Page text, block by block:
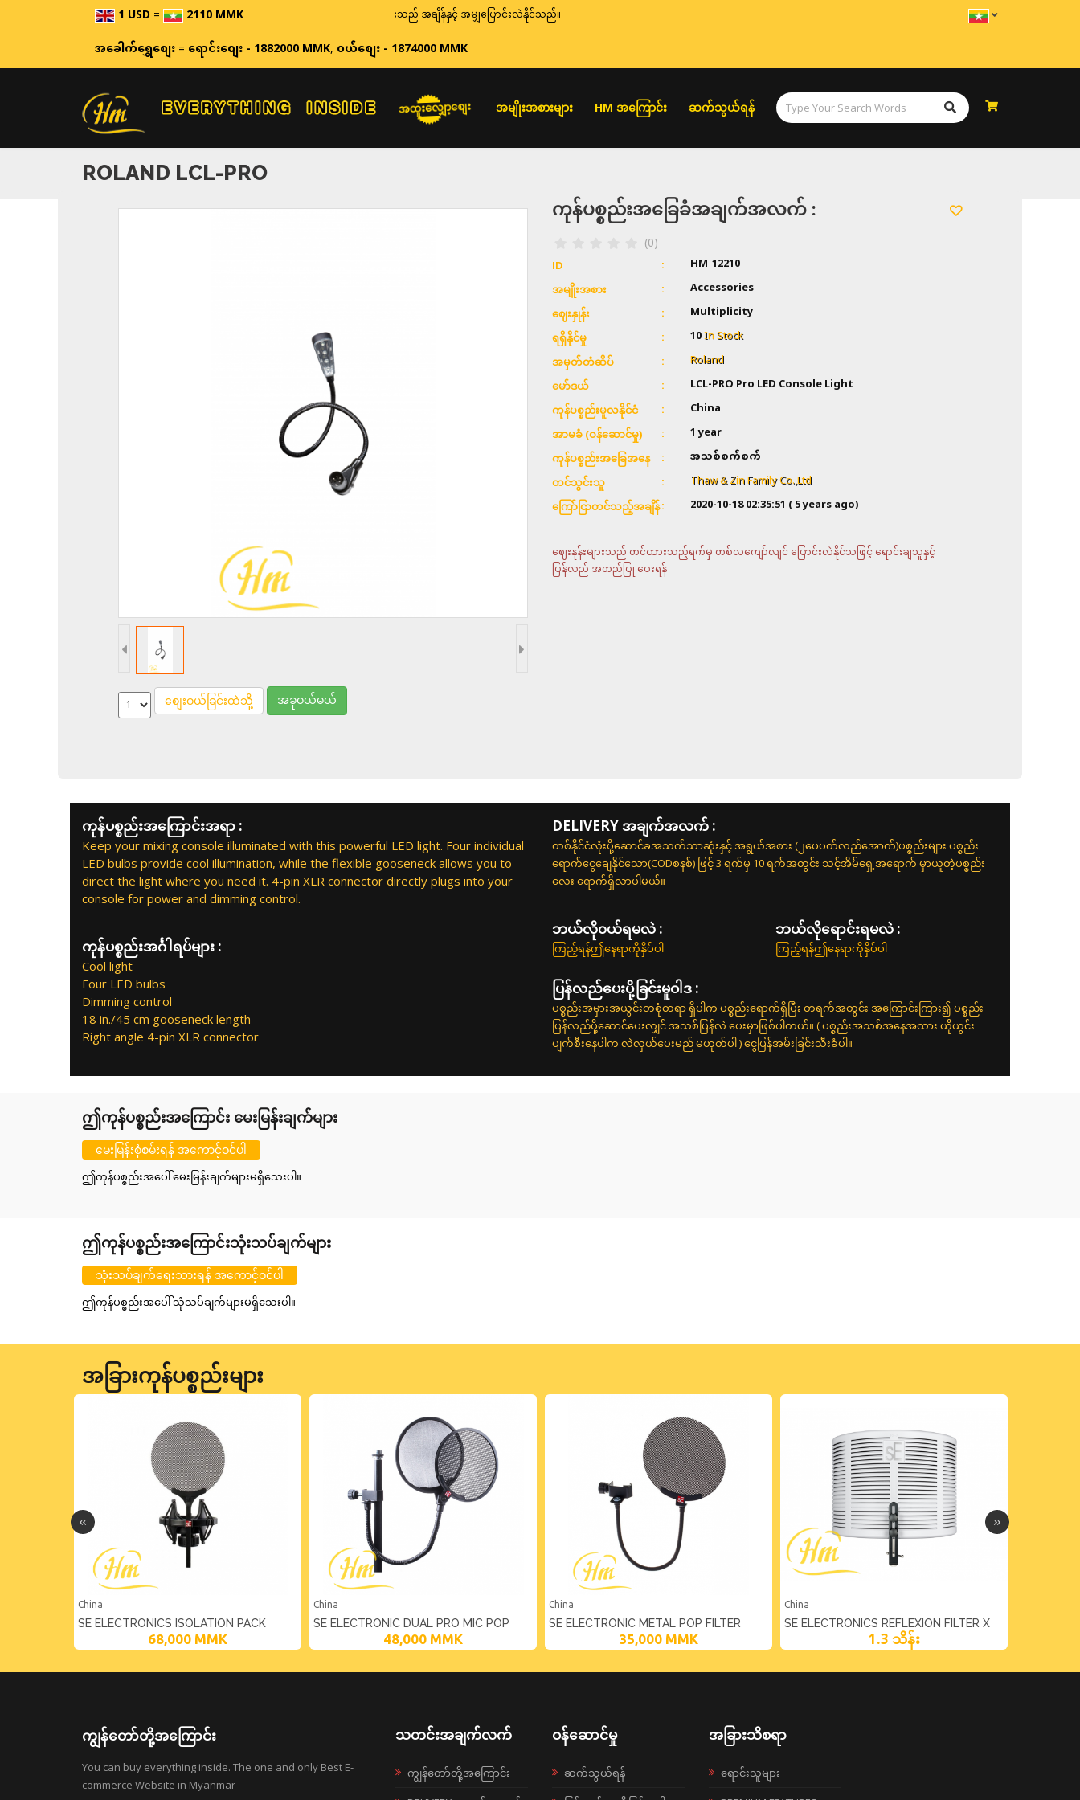
1 USD= 2110 MMK ဈေးနှုန်းများသည် အချိန်နှင့် အမျှပြောင်းလဲနိုင်သည်။
အခေါက်ရွှေစျေး=ရောင်းစျေး - 1882000 MMK,ဝယ်စျေး - 1874000 MMK
အထူးလျှော့စျေး အမျိုးအစားများ HM အကြောင်း ဆက်သွယ်ရန်
ROLAND LCL-PRO
ကုန်ပစ္စည်းအခြေခံအချက်အလက် :
(0)
ID HM_12210
အမျိုးအစား Accessories
ဈေးနှုန်း Multiplicity
ရရှိနိုင်မှု 10In Stock
အမှတ်တံဆိပ် Roland
မော်ဒယ် LCL-PRO Pro LED Console Light
ကုန်ပစ္စည်းမူလနိုင်ငံ China
အာမခံ (ဝန်ဆောင်မှု) 1 year
ကုန်ပစ္စည်းအခြေအနေ အသစ်စက်စက်
တင်သွင်းသူ Thaw & Zin Family Co.,Ltd
ကြော်ငြာတင်သည့်အချိန် 2020-10-18 02:35:51 ( 5 years ago)
ဈေးနုန်းများသည် တင်ထားသည့်ရက်မှ တစ်လကျော်လျင် ပြောင်းလဲနိုင်သဖြင့် ရောင်းချသူနှင့်
ပြန်လည် အတည်ပြု ပေးရန်
စျေးဝယ်ခြင်းထဲသို့ အခုဝယ်မယ်
ကုန်ပစ္စည်းအကြောင်းအရာ :
Keep your mixing console illuminated with this powerful LED light. Four individual
LED bulbs provide cool illumination, while the flexible gooseneck allows you to
direct the light where you need it. 4-pin XLR connector directly plugs into your
console for power and dimming control.
ကုန်ပစ္စည်းအင်္ဂါရပ်များ :
Cool light
Four LED bulbs
Dimming control
18 in./45 cm gooseneck length
Right angle 4-pin XLR connector
DELIVERY အချက်အလက် :
တစ်နိုင်ငံလုံးပို့ဆောင်ခအသက်သာဆုံးနှင့် အရွယ်အစား (၂ပေပတ်လည်အောက်)ပစ္စည်းများ ပစ္စည်း
ရောက်ငွေချေနိုင်သော(CODစနစ်) ဖြင့် 3 ရက်မှ 10 ရက်အတွင်း သင့်အိမ်ရှေ့အရောက် မှာယူတဲ့ပစ္စည်း
လေး ရောက်ရှိလာပါမယ်။
ဘယ်လို၀ယ်ရမလဲ :
ကြည့်ရန်ဤနေရာကိုနှိပ်ပါ
ဘယ်လိုရောင်းရမလဲ :
ကြည့်ရန်ဤနေရာကိုနှိပ်ပါ
ပြန်လည်ပေးပို့ခြင်းမူဝါဒ :
ပစ္စည်းအမှားအယွင်းတစုံတရာ ရှိပါက ပစ္စည်းရောက်ရှိပြီး တရက်အတွင်း အကြောင်းကြား၍ ပစ္စည်း
ပြန်လည်ပို့ဆောင်ပေးလျှင် အသစ်ပြန်လဲ ပေးမှာဖြစ်ပါတယ်။ ( ပစ္စည်းအသစ်အနေအထား ယိုယွင်း
ပျက်စီးနေပါက လဲလှယ်ပေးမည် မဟုတ်ပါ ) ငွေပြန်အမ်းခြင်းသီးခံပါ။
ဤကုန်ပစ္စည်းအကြောင်း မေးမြန်းချက်များ
မေးမြန်းစုံစမ်းရန် အကောင့်ဝင်ပါ
ဤကုန်ပစ္စည်းအပေါ် မေးမြန်းချက်များမရှိသေးပါ။
ဤကုန်ပစ္စည်းအကြောင်းသုံးသပ်ချက်များ
သုံးသပ်ချက်ရေးသားရန် အကောင့်ဝင်ပါ
ဤကုန်ပစ္စည်းအပေါ် သုံသပ်ချက်များမရှိသေးပါ။
အခြားကုန်ပစ္စည်းများ
China
SE ELECTRONICS ISOLATION PACK
QUICK RELEASE SHOCK MOUNT WITH
68,000 MMK
China
SE ELECTRONIC DUAL PRO MIC POP
48,000 MMK
China
SE ELECTRONIC METAL POP FILTER
35,000 MMK
China
SE ELECTRONICS REFLEXION FILTER X
PORTABLE VOCAL BOOTH
1.3 သိန်း
ကျွန်တော်တို့အကြောင်း
You can buy everything inside. The one and only Best E-
commerce Website in Myanmar
သတင်းအချက်လက်
ကျွန်တော်တို့အကြောင်း
ဝန်ဆောင်မှု
ဆက်သွယ်ရန်
အခြားသိစရာ
ရောင်းသူများ